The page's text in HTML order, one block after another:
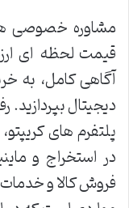
مشاوره خصوصی
قیمت لحظه ای
آگاهی کامل، به
دیجیتال بپردازید.
پلتفرم های
در استخراج و
فروش کالا و خدمات